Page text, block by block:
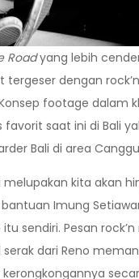
Roadyang lebih
dengan
footage dalam
saat ini di Bali
Bali di area
kita akan
Imung
sendiri. Pesan
dari Reno